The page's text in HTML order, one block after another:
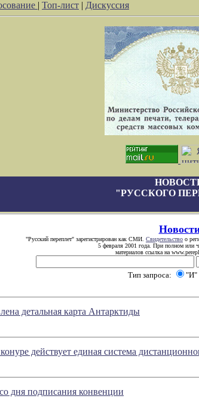
| Топ-лист | Дискуссия
"РУССКОГО
"Русский переплет" зарегистрирован как СМИ. Свидетельство о
5 февраля 2001 года. При полном или
материалов ссылка на
Тип запроса: "И"
детальная карта Антарктиды
действует единая система
дня подписания конвенции